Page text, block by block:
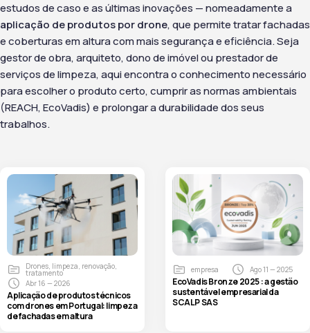
estudos de caso e as últimas inovações — nomeadamente a
aplicação de produtos por drone, que permite tratar fachadas
e coberturas em altura com mais segurança e eficiência. Seja
gestor de obra, arquiteto, dono de imóvel ou prestador de
serviços de limpeza, aqui encontra o conhecimento necessário
para escolher o produto certo, cumprir as normas ambientais
(REACH, EcoVadis) e prolongar a durabilidade dos seus
trabalhos.
Drones, limpeza, renovação,
tratamento
Abr 16 — 2026
Aplicação de produtos técnicos
com drones em Portugal: limpeza
de fachadas em altura
empresa Ago 11 — 2025
EcoVadis Bronze 2025 : a gestão
sustentável empresarial da
SCALP SAS